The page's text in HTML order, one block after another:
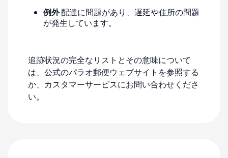
例外配達に問題があり、遅延や住所の問題
が発生しています。
追跡状況の完全なリストとその意味について
は、公式のパラオ郵便ウェブサイトを参照する
か、カスタマーサービスにお問い合わせくださ
い。